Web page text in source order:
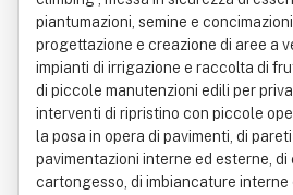
piantumazioni, semine e
progettazione e creazione di aree a
impianti di irrigazione e raccolta di
di piccole manutenzioni edili per
interventi di ripristino con piccole
la posa in opera di pavimenti, di
pavimentazioni interne ed esterne,
cartongesso, di imbiancature interne